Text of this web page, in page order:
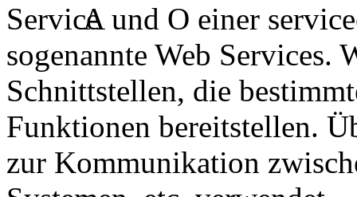
A und O einer
sogenannte Web Services.
Schnittstellen, die
Funktionen bereitstellen.
zur Kommunikation